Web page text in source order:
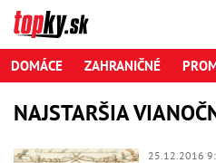
DOMÁCE ZAHRANIČNÉ
NAJSTARŠIA
25.12.2016